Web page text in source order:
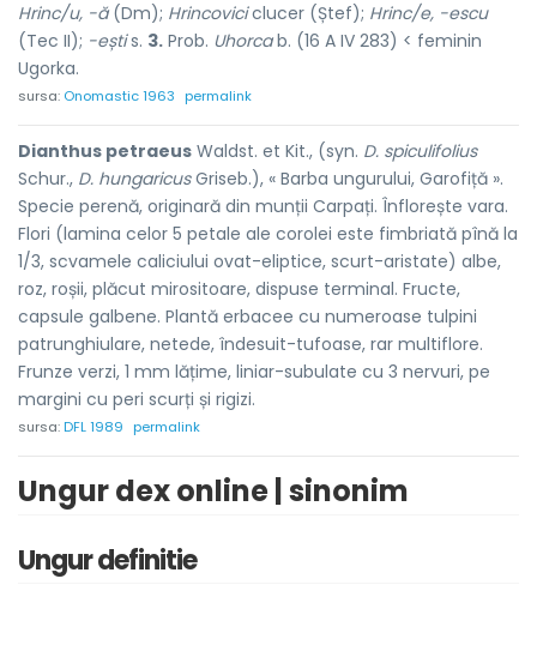
Hrinc/u, -ă(Dm); Hrincoviciclucer (Ștef); Hrinc/e, -escu
(Tec II); -eștis. 3. Prob. Uhorcab. (16 A IV 283) < feminin
Ugorka.
sursa: Onomastic 1963 permalink
Dianthus petraeus Waldst. et Kit., (syn. D. spiculifolius
Schur., D. hungaricusGriseb.), « Barba ungurului, Garofiță ».
Specie perenă, originară din munții Carpați. Înflorește vara.
Flori (lamina celor 5 petale ale corolei este fimbriată pînă la
1/3, scvamele caliciului ovat-eliptice, scurt-aristate) albe,
roz, roșii, plăcut mirositoare, dispuse terminal. Fructe,
capsule galbene. Plantă erbacee cu numeroase tulpini
patrunghiulare, netede, îndesuit-tufoase, rar multiflore.
Frunze verzi, 1 mm lățime, liniar-subulate cu 3 nervuri, pe
margini cu peri scurți și rigizi.
sursa:DFL 1989 permalink
Ungur dex online | sinonim
Ungur definitie